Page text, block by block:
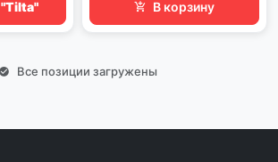
"Tilta" В корзину
Все позиции загружены